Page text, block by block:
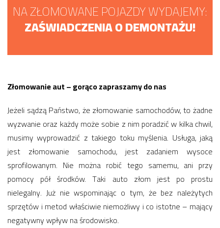
NA ZŁOMOWANE POJAZDY WYDAJEMY:
ZAŚWIADCZENIA O DEMONTAŻU!
Złomowanie aut – gorąco zapraszamy do nas
Jeżeli sądzą Państwo, że złomowanie samochodów, to żadne
wyzwanie oraz każdy może sobie z nim poradzić w kilka chwil,
musimy wyprowadzić z takiego toku myślenia. Usługa, jaką
jest złomowanie samochodu, jest zadaniem wysoce
sprofilowanym. Nie można robić tego samemu, ani przy
pomocy pół środków. Taki auto złom jest po prostu
nielegalny. Już nie wspominając o tym, że bez należytych
sprzętów i metod właściwie niemożliwy i co istotne – mający
negatywny wpływ na środowisko.